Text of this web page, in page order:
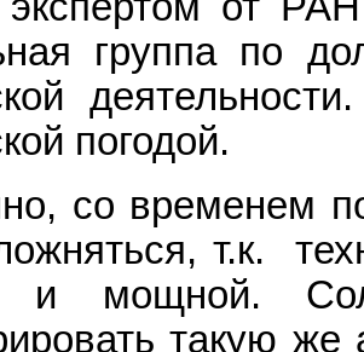
группа по
погодой.
со временем
т.к.
и мощной.
такую